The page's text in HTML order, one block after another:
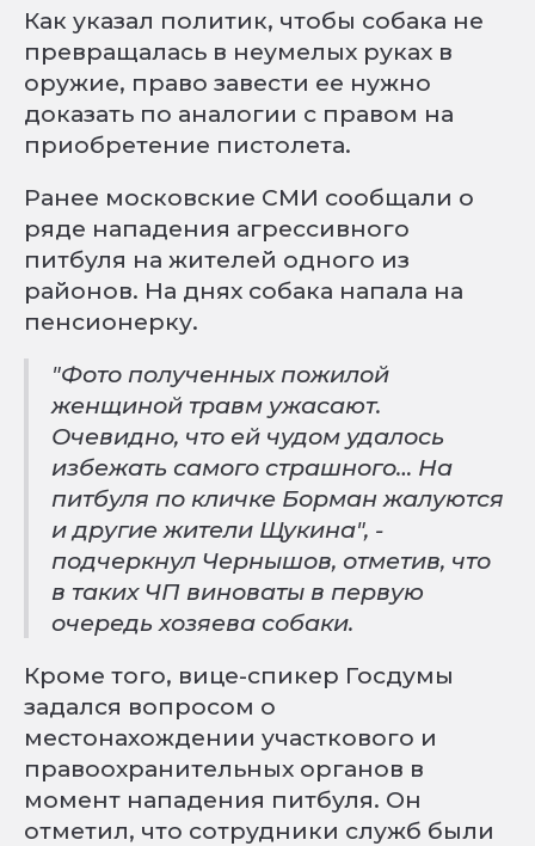
Как указал политик, чтобы собака не
превращалась в неумелых руках в
оружие, право завести ее нужно
доказать по аналогии с правом на
приобретение пистолета.
Ранее московские СМИ сообщали о
ряде нападения агрессивного
питбуля на жителей одного из
районов. На днях собака напала на
пенсионерку.
"Фото полученных пожилой
женщиной травм ужасают.
Очевидно, что ей чудом удалось
избежать самого страшного… На
питбуля по кличке Борман жалуются
и другие жители Щукина", -
подчеркнул Чернышов, отметив, что
в таких ЧП виноваты в первую
очередь хозяева собаки.
Кроме того, вице-спикер Госдумы
задался вопросом о
местонахождении участкового и
правоохранительных органов в
момент нападения питбуля. Он
отметил, что сотрудники служб были